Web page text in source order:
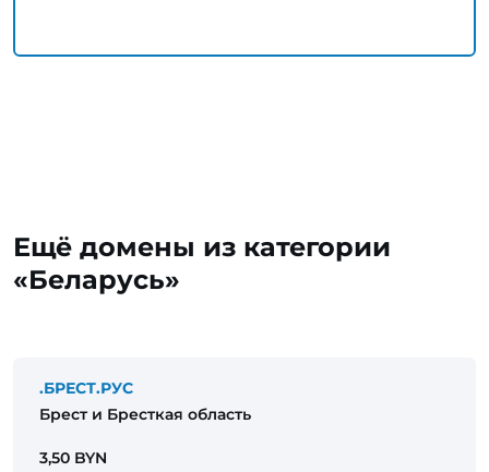
Ещё домены из категории
«Беларусь»
.БРЕСТ.РУС
Брест и Бресткая область
3,50 BYN